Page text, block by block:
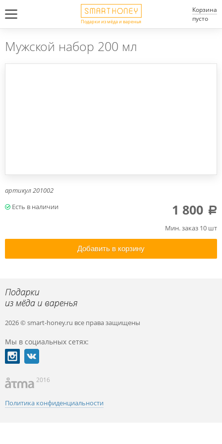
Подарки из мёда и варенья
Корзина
пусто
Мужской набор 200 мл
артикул201002
Мин. заказ 10 шт
1 800 a
Добавить в корзину
2026 © smart-honey.ru все права защищены
Мы в социальных сетях:
2016
Политика конфиденциальности